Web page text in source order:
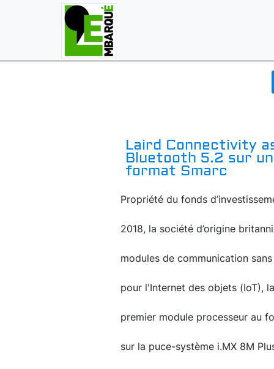
Laird Connectivity
Bluetooth 5.2 sur
format Smarc
Propriété du fonds
2018, la société d’origine
modules de communication
pour l'Internet des objets (IoT),
premier module processeur au
sur la puce-système i.MX 8M